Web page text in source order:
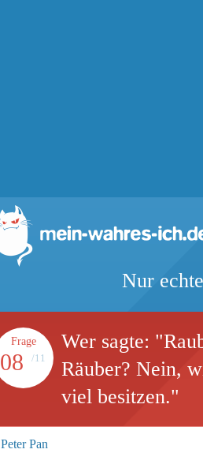
Nur
Frage
08 /11
Wer sagte:
Räuber? Nein,
viel besitzen."
Peter Pan